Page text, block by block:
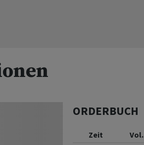
ORDERBUCH
Zeit Vol.